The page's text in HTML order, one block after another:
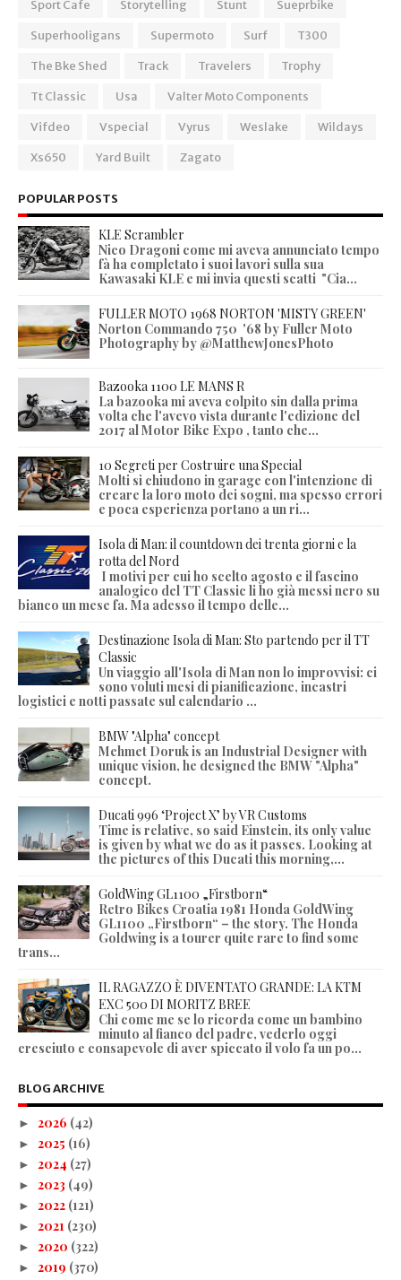
Sport Cafe
Storytelling Stunt
Sueprbike
Superhooligans
Supermoto Surf
T300
The Bke Shed
Track Travelers
Trophy
Tt Classic
Usa
Valter Moto Components
Vifdeo
Vspecial Vyrus Weslake
Wildays
Xs650
Yard Built Zagato
POPULAR POSTS
KLE Scrambler
Nico Dragoni come mi aveva annunciato tempo
fà ha completato i suoi lavori sulla sua
Kawasaki KLE e mi invia questi scatti "Cia...
FULLER MOTO 1968 NORTON 'MISTY GREEN'
Norton Commando 750 '68 by Fuller Moto
Photography by @MatthewJonesPhoto
Bazooka 1100 LE MANS R
La bazooka mi aveva colpito sin dalla prima
volta che l'avevo vista durante l'edizione del
2017 al Motor Bike Expo , tanto che...
10 Segreti per Costruire una Special
Molti si chiudono in garage con l'intenzione di
creare la loro moto dei sogni, ma spesso errori
e poca esperienza portano a un ri...
Isola di Man: il countdown dei trenta giorni e la
rotta del Nord
I motivi per cui ho scelto agosto e il fascino
analogico del TT Classic li ho già messi nero su
bianco un mese fa. Ma adesso il tempo delle...
Destinazione Isola di Man: Sto partendo per il TT
Classic
Un viaggio all'Isola di Man non lo improvvisi: ci
sono voluti mesi di pianificazione, incastri
logistici e notti passate sul calendario ...
BMW "Alpha" concept
Mehmet Doruk is an Industrial Designer with
unique vision, he designed the BMW "Alpha"
concept.
Ducati 996 ‘Project X’ by VR Customs
Time is relative, so said Einstein, its only value
is given by what we do as it passes. Looking at
the pictures of this Ducati this morning,...
GoldWing GL1100 „Firstborn“
Retro Bikes Croatia 1981 Honda GoldWing
GL1100 „Firstborn“ – the story. The Honda
Goldwing is a tourer quite rare to find some
trans...
IL RAGAZZO È DIVENTATO GRANDE: LA KTM
EXC 500 DI MORITZ BREE
Chi come me se lo ricorda come un bambino
minuto al fianco del padre, vederlo oggi
cresciuto e consapevole di aver spiccato il volo fa un po...
BLOG ARCHIVE
► 2026 (42)
► 2025 (16)
► 2024 (27)
► 2023 (49)
► 2022 (121)
► 2021 (230)
► 2020 (322)
► 2019 (370)